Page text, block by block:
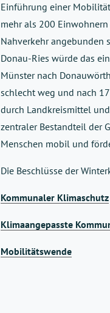
Einführung einer
mehr als 200
Nahverkehr angebunden
Donau-Ries würde das
Münster nach
schlecht weg und nach
durch Landkreismittel
zentraler Bestandteil der
Menschen mobil und
Die Beschlüsse der
Kommunaler Klimaschutz
Klimaangepasste
Mobilitätswende